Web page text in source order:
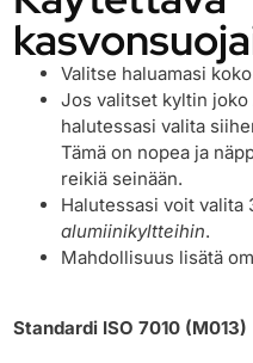
Valitse haluamasi
Jos valitset kyltin joko
halutessasi valita
Tämä on nopea ja
reikiä seinään.
Halutessasi voit
alumiinikyltteihin.
Mahdollisuus lisätä
Standardi ISO 7010 (M013)